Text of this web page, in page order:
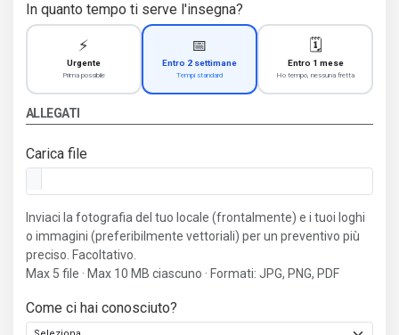
In quanto tempo ti serve l'insegna?
⚡
Urgente
Prima possibile
📅
Entro 2 settimane
Tempi standard
🗓️
Entro 1 mese
Ho tempo, nessuna fretta
ALLEGATI
Carica file
Inviaci la fotografia del tuo locale (frontalmente) e i tuoi loghi
o immagini (preferibilmente vettoriali) per un preventivo più
preciso. Facoltativo.
Max 5 file · Max 10 MB ciascuno · Formati: JPG, PNG, PDF
Come ci hai conosciuto?